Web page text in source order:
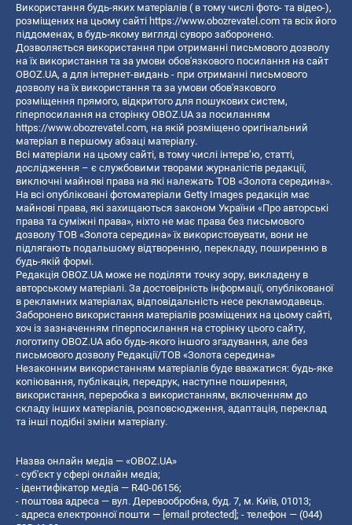
Використання будь-яких матеріалів ( в тому числі фото- та відео-),
розміщених на цьому сайті https://www.obozrevatel.com та всіх його
піддоменах, в будь-якому вигляді суворо заборонено.
Дозволяється використання при отриманні письмового дозволу
на їх використання та за умови обов'язкового посилання на сайт
OBOZ.UA, а для інтернет-видань - при отриманні письмового
дозволу на їх використання та за умови обов'язкового
розміщення прямого, відкритого для пошукових систем,
гіперпосилання на сторінку OBOZ.UA за посиланням
https://www.obozrevatel.com, на якій розміщено оригінальний
матеріал в першому абзаці матеріалу.
Всі матеріали на цьому сайті, в тому числі інтерв’ю, статті,
дослідження – є службовими творами журналістів редакції,
виключні майнові права на які належать ТОВ «Золота середина».
На всі опубліковані фотоматеріали Getty Images редакція має
майнові права, які захищаються законом України «Про авторські
права та суміжні права», ніхто не має права без письмового
дозволу ТОВ «Золота середина» їх використовувати, вони не
підлягають подальшому відтворенню, перекладу, поширенню в
будь-якій формі.
Редакція OBOZ.UA може не поділяти точку зору, викладену в
авторському матеріалі. За достовірність інформації, опублікованої
в рекламних матеріалах, відповідальність несе рекламодавець.
Заборонено використання матеріалів розміщених на цьому сайті,
хоч із зазначенням гіперпосилання на сторінку цього сайту,
логотипу OBOZ.UA або будь-якого іншого згадування, але без
письмового дозволу Редакції/ТОВ «Золота середина»
Незаконним використанням матеріалів буде вважатися: будь-яке
копiювання, публiкацiя, передрук, наступне поширення,
використання, переробка з використанням, включенням до
складу інших матеріалів, розповсюдження, адаптація, переклад
та інші подібні зміни матеріалу.
Назва онлайн медіа — «OBOZ.UA»
- суб'єкт у сфері онлайн медіа;
- ідентифікатор медіа — R40-06156;
- поштова адреса — вул. Деревообробна, буд. 7, м. Київ, 01013;
- адреса електронної пошти — [email protected]; - телефон — (044)